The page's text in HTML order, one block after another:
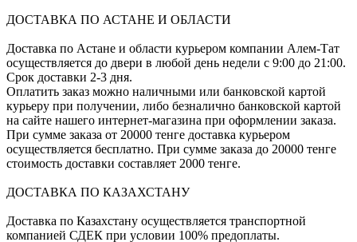
ДОСТАВКА ПО АСТАНЕ И ОБЛАСТИ
Доставка по Астане и области курьером компании Алем-Тат
осуществляется до двери в любой день недели с 9:00 до 21:00.
Срок доставки 2-3 дня.
Оплатить заказ можно наличными или банковской картой
курьеру при получении, либо безналично банковской картой
на сайте нашего интернет-магазина при оформлении заказа.
При сумме заказа от 20000 тенге доставка курьером
осуществляется бесплатно. При сумме заказа до 20000 тенге
стоимость доставки составляет 2000 тенге.
ДОСТАВКА ПО КАЗАХСТАНУ
Доставка по Казахстану осуществляется транспортной
компанией СДЕК при условии 100% предоплаты.